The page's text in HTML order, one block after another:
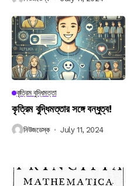
কৃত্রিম বুদ্ধিমত্তা
কৃত্রিম বুদ্ধিমত্তার সঙ্গে বন্ধুত্ব!
নিউজডেস্ক July 11, 2024